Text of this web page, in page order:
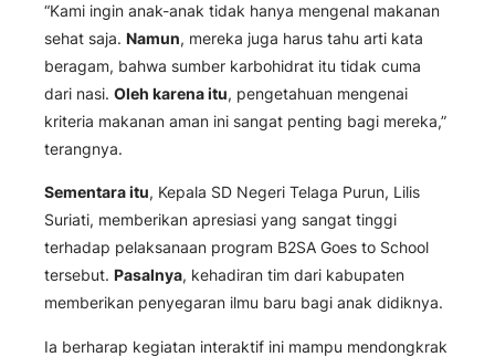
“Kami ingin anak-anak tidak hanya mengenal makanan
sehat saja. Namun, mereka juga harus tahu arti kata
beragam, bahwa sumber karbohidrat itu tidak cuma
dari nasi. Oleh karena itu, pengetahuan mengenai
kriteria makanan aman ini sangat penting bagi mereka,”
terangnya.
Sementara itu, Kepala SD Negeri Telaga Purun, Lilis
Suriati, memberikan apresiasi yang sangat tinggi
terhadap pelaksanaan program B2SA Goes to School
tersebut. Pasalnya, kehadiran tim dari kabupaten
memberikan penyegaran ilmu baru bagi anak didiknya.
Ia berharap kegiatan interaktif ini mampu mendongkrak